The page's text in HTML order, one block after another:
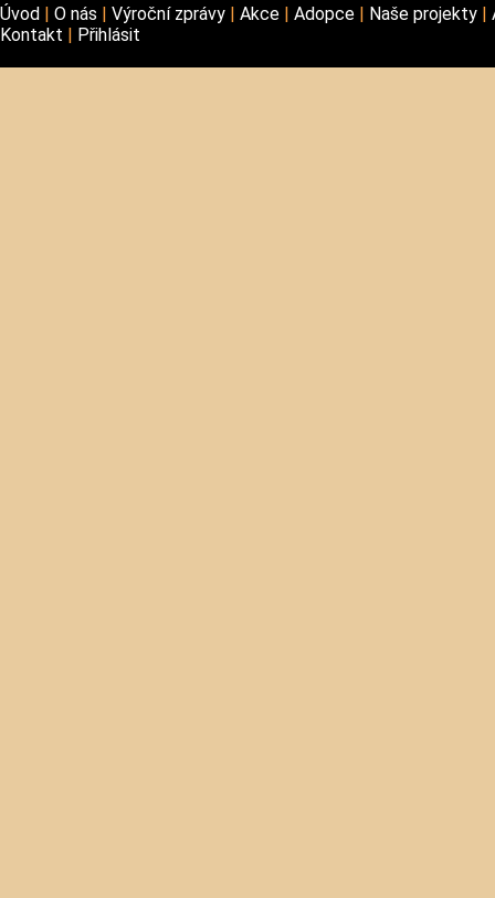
Úvod O nás Výroční zprávy Akce Adopce Naše projekty
Kontakt
Přihlásit